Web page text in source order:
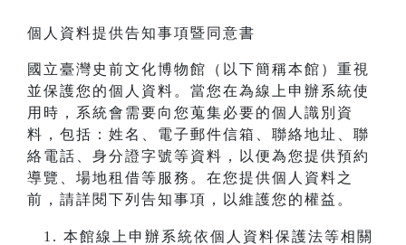
個人資料提供告知事項暨同意書
國立臺灣史前文化博物館（以下簡稱本館）重視
並保護您的個人資料。當您在為線上申辦系統使
用時，系統會需要向您蒐集必要的個人識別資
料，包括：姓名、電子郵件信箱、聯絡地址、聯
絡電話、身分證字號等資料，以便為您提供預約
導覽、場地租借等服務。在您提供個人資料之
前，請詳閱下列告知事項，以維護您的權益。
本館線上申辦系統依個人資料保護法等相關